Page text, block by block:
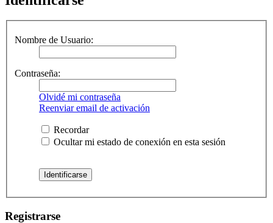
Nombre de Usuario:
Contraseña:
Olvidé mi contraseña
Reenviar email de activación
Recordar
Ocultar mi estado de conexión en esta sesión
Registrarse